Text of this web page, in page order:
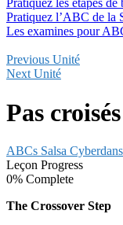
Pratiquez les étapes de
Pratiquez l’ABC de la
Les examines pour
Previous Unité
Next Unité
Pas croisés
ABCs Salsa
Leçon Progress
0% Complete
The Crossover Step